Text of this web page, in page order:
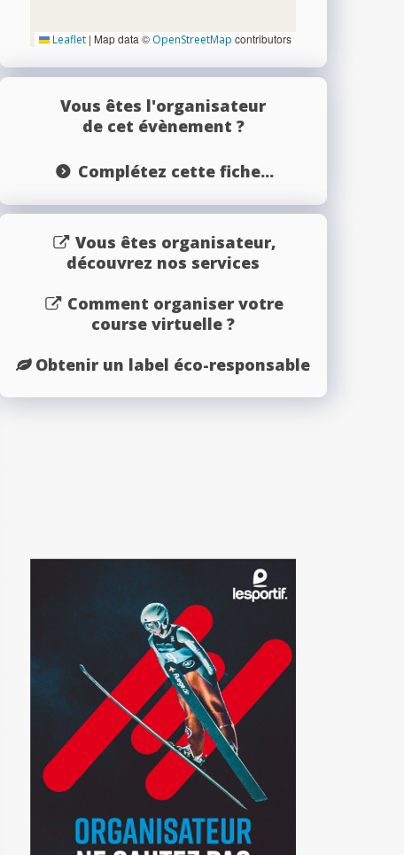
Leaflet | Map data © OpenStreetMap contributors
Vous êtes l'organisateur
de cet évènement ?
Complétez cette fiche...
Vous êtes organisateur,
découvrez nos services
Comment organiser votre
course virtuelle ?
Obtenir un label éco-responsable